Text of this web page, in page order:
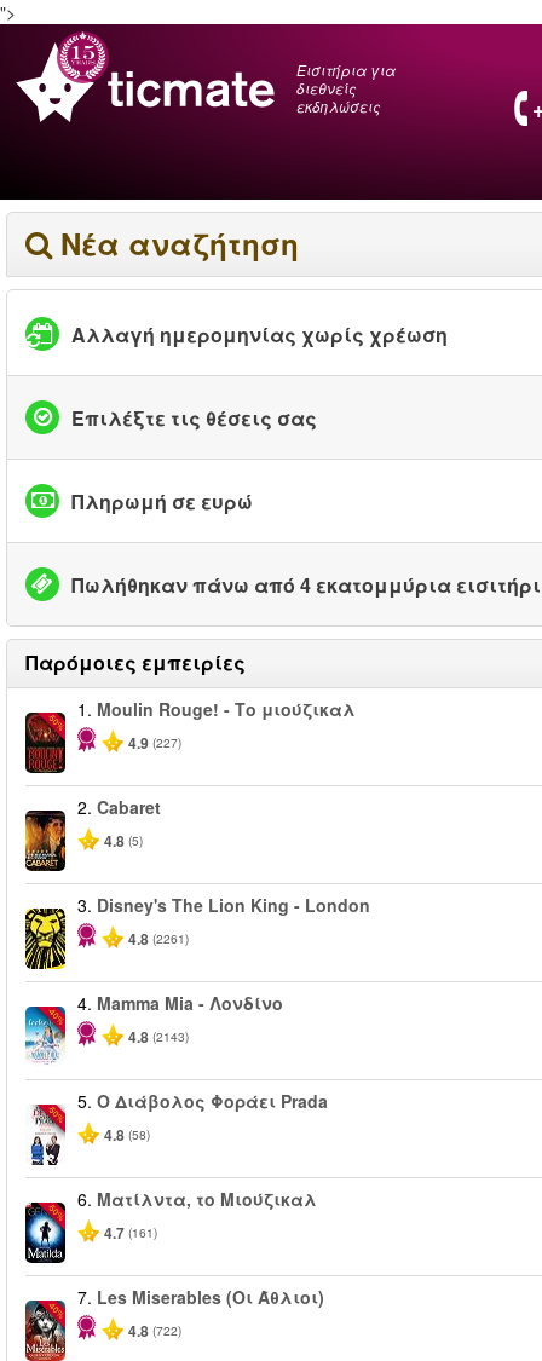
">
Εισιτήρια για
διεθνείς
εκδηλώσεις
Νέα αναζήτηση
Αλλαγή ημερομηνίας χωρίς χρέωση
Επιλέξτε τις θέσεις σας
Πληρωμή σε ευρώ
Πωλήθηκαν πάνω από 4 εκατομμύρια
Παρόμοιες εμπειρίες
-50%
1. Moulin Rouge! - Το μιούζικαλ
4.9 (227)
2. Cabaret
4.8 (5)
3. Disney's The Lion King - London
4.8 (2261)
-40%
4. Mamma Mia - Λονδίνο
4.8 (2143)
-50%
5. Ο Διάβολος Φοράει Prada
4.8 (58)
-50%
6. Ματίλντα, το Μιούζικαλ
4.7 (161)
-40%
7. Les Miserables (Οι Άθλιοι)
4.8 (722)